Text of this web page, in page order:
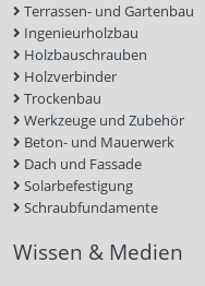
Terrassen- und Gartenbau
Ingenieurholzbau
Holzbauschrauben
Holzverbinder
Trockenbau
Werkzeuge und Zubehör
Beton- und Mauerwerk
Dach und Fassade
Solarbefestigung
Schraubfundamente
Wissen & Medien